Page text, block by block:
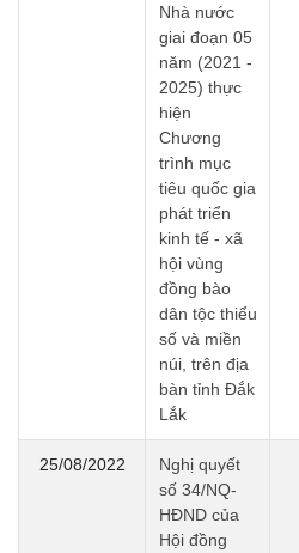
Nhà nước
giai đoạn 05
năm (2021 -
2025) thực
hiện
Chương
trình mục
tiêu quốc gia
phát triển
kinh tế - xã
hội vùng
đồng bào
dân tộc thiểu
số và miền
núi, trên địa
bàn tỉnh Đắk
Lắk
25/08/2022
Nghị quyết
số 34/NQ-
HĐND của
Hội đồng